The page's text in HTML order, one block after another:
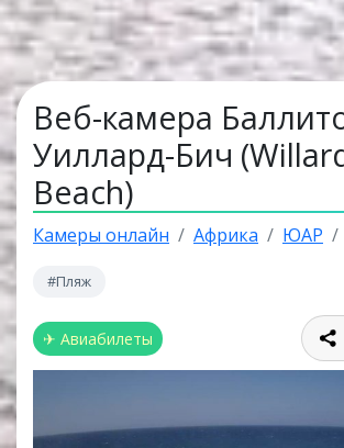
Веб-камера
Уиллард-Бич
Beach)
Камеры онлайн Африка ЮАР
#Пляж
✈ Авиабилеты